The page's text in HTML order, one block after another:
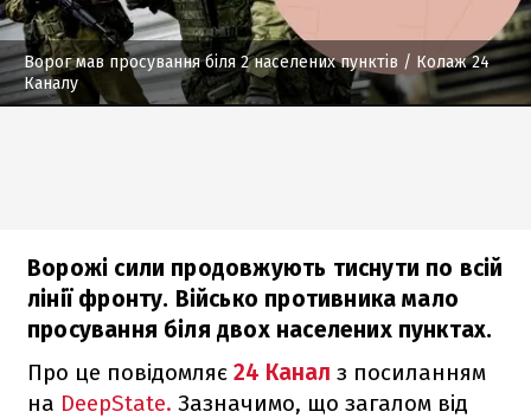
Ворог мав просування біля 2 населених пунктів / Колаж 24
Каналу
Ворожі сили продовжують тиснути по всій
лінії фронту. Військо противника мало
просування біля двох населених пунктах.
Про це повідомляє 24 Канал з посиланням
на DeepState. Зазначимо, що загалом від